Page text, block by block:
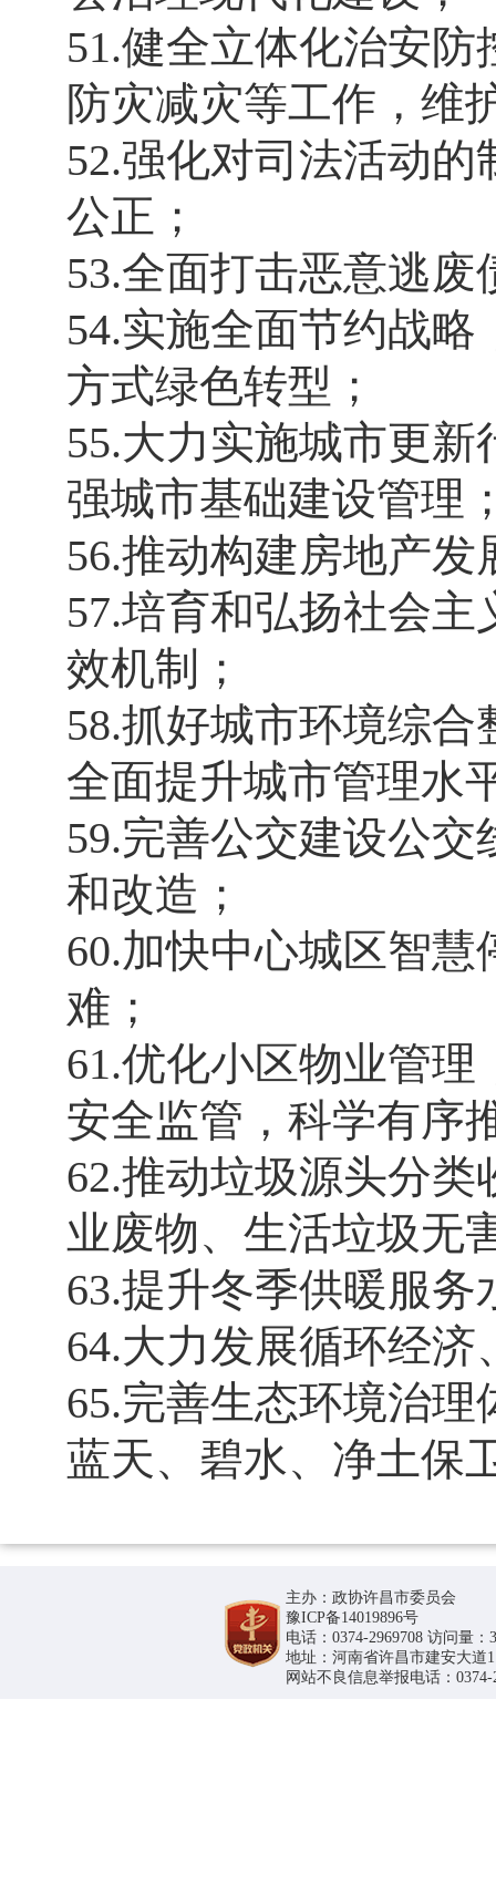
51.健全立体化治安
防灾减灾等工作，维
52.强化对司法活动
公正；
53.全面打击恶意逃
54.实施全面节约战
方式绿色转型；
55.大力实施城市更
强城市基础建设管理
56.推动构建房地产
57.培育和弘扬社会
效机制；
58.抓好城市环境综
全面提升城市管理水
59.完善公交建设公
和改造；
60.加快中心城区智
难；
61.优化小区物业管
安全监管，科学有序
62.推动垃圾源头分
业废物、生活垃圾无
63.提升冬季供暖服
64.大力发展循环经济
65.完善生态环境治
蓝天、碧水、净土保
主办：政协许昌市委员会
豫ICP备14019896号
电话：0374-2969708 访问量：
地址：河南省许昌市建安大道
网站不良信息举报电话：